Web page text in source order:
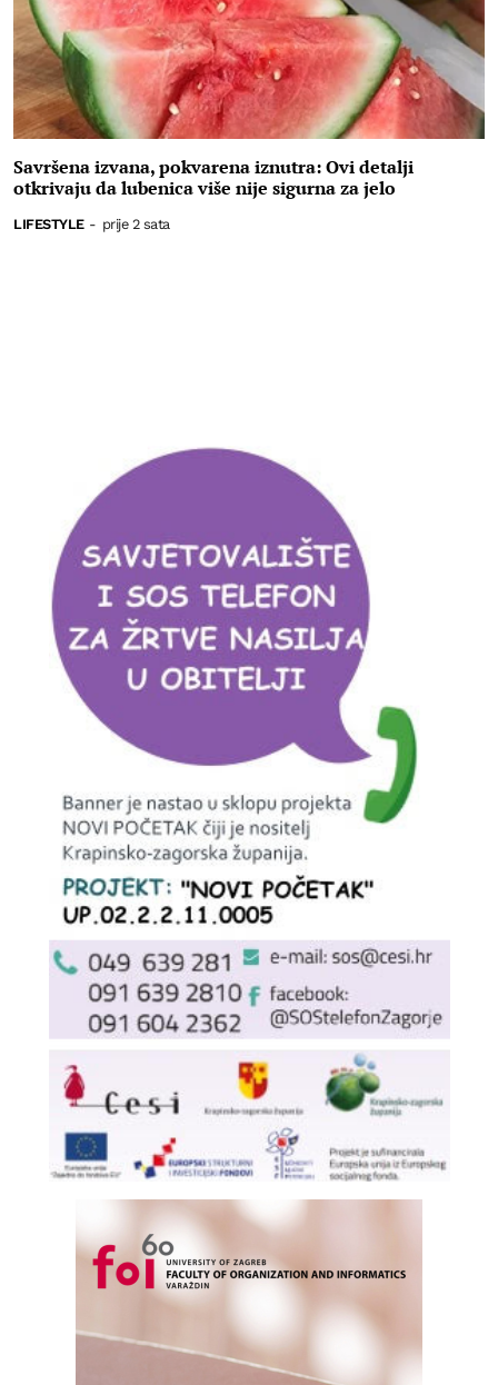
Savršena izvana, pokvarena iznutra: Ovi detalji
otkrivaju da lubenica više nije sigurna za jelo
LIFESTYLE - prije 2 sata